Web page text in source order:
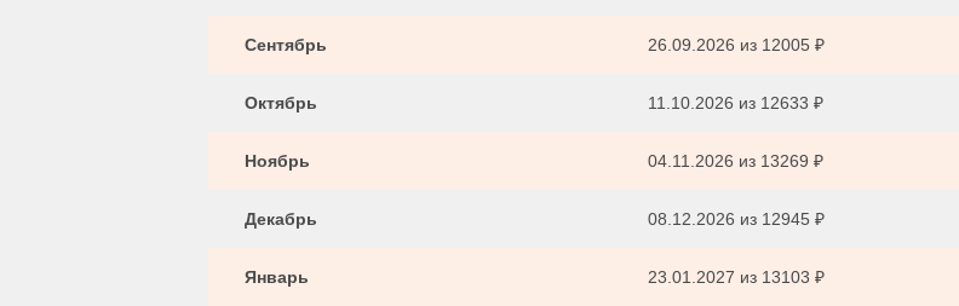
Сентябрь 26.09.2026 из 12005 ₽
Октябрь 11.10.2026 из 12633 ₽
Ноябрь 04.11.2026 из 13269 ₽
Декабрь 08.12.2026 из 12945 ₽
Январь 23.01.2027 из 13103 ₽